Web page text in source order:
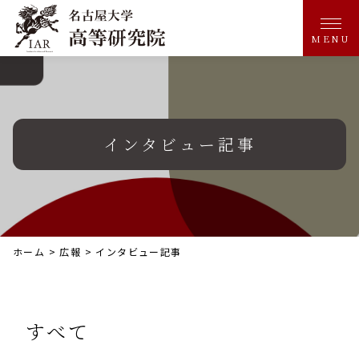
MENU
インタビュー記事
ホーム > 広報 > インタビュー記事
すべて